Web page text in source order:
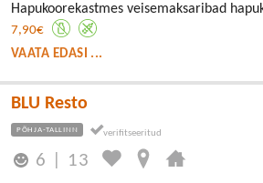
Hapukoorekastmes veisemaksaribad
7,90€
VAATA EDASI ...
BLU Resto
PÕHJA-TALLINN
6 13